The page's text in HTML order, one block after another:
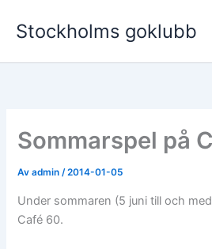
Stockholms goklubb
Sommarspel på
Avadmin/2014-01-05
Under sommaren (5 juni till och
Café 60.